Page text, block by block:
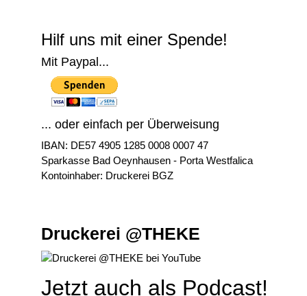
Hilf uns mit einer Spende!
Mit Paypal...
... oder einfach per Überweisung
IBAN: DE57 4905 1285 0008 0007 47
Sparkasse Bad Oeynhausen - Porta Westfalica
Kontoinhaber: Druckerei BGZ
Druckerei @THEKE
Jetzt auch als Podcast!